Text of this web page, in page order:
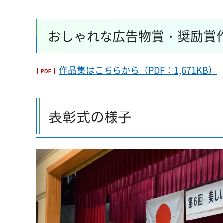
おしゃれな広告物賞・奨励賞
作品集はこちらから（PDF：1,671KB）
表彰式の様子